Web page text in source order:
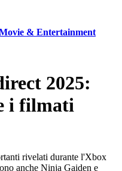
& Entertainment
2025:
i filmati
rivelati durante l'Xbox
anche Ninja Gaiden e